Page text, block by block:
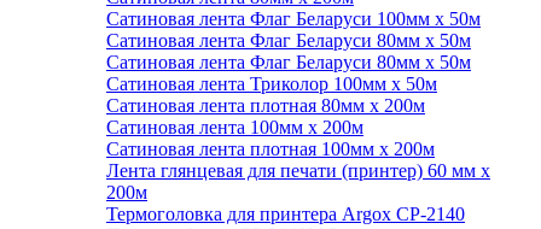
Сатиновая лента Флаг Беларуси 100мм х 50м
Сатиновая лента Флаг Беларуси 80мм х 50м
Сатиновая лента Флаг Беларуси 80мм х 50м
Сатиновая лента Триколор 100мм х 50м
Сатиновая лента плотная 80мм х 200м
Сатиновая лента 100мм х 200м
Сатиновая лента плотная 100мм х 200м
Лента глянцевая для печати (принтер) 60 мм х
200м
Термоголовка для принтера Argox CP-2140